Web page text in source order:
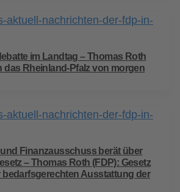
im Landtag – Thomas Roth
das Rheinland-Pfalz von morgen
und Finanzausschuss berät über
– Thomas Roth (FDP): Gesetz
bedarfsgerechten Ausstattung der